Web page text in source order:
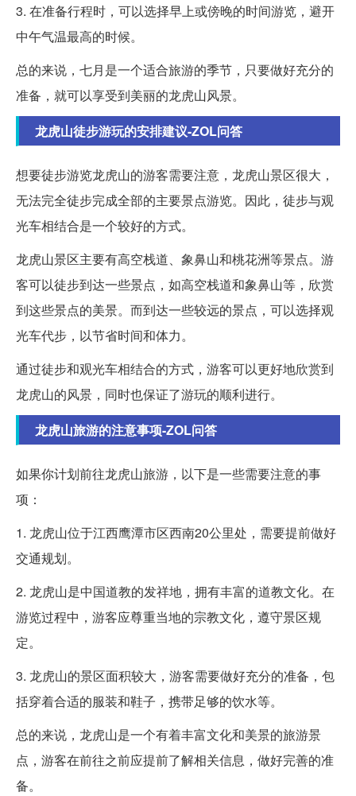
3. 在准备行程时，可以选择早上或傍晚的时间游览，避开
中午气温最高的时候。
总的来说，七月是一个适合旅游的季节，只要做好充分的
准备，就可以享受到美丽的龙虎山风景。
龙虎山徒步游玩的安排建议-ZOL问答
想要徒步游览龙虎山的游客需要注意，龙虎山景区很大，
无法完全徒步完成全部的主要景点游览。因此，徒步与观
光车相结合是一个较好的方式。
龙虎山景区主要有高空栈道、象鼻山和桃花洲等景点。游
客可以徒步到达一些景点，如高空栈道和象鼻山等，欣赏
到这些景点的美景。而到达一些较远的景点，可以选择观
光车代步，以节省时间和体力。
通过徒步和观光车相结合的方式，游客可以更好地欣赏到
龙虎山的风景，同时也保证了游玩的顺利进行。
龙虎山旅游的注意事项-ZOL问答
如果你计划前往龙虎山旅游，以下是一些需要注意的事
项：
1. 龙虎山位于江西鹰潭市区西南20公里处，需要提前做好
交通规划。
2. 龙虎山是中国道教的发祥地，拥有丰富的道教文化。在
游览过程中，游客应尊重当地的宗教文化，遵守景区规
定。
3. 龙虎山的景区面积较大，游客需要做好充分的准备，包
括穿着合适的服装和鞋子，携带足够的饮水等。
总的来说，龙虎山是一个有着丰富文化和美景的旅游景
点，游客在前往之前应提前了解相关信息，做好完善的准
备。